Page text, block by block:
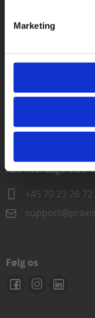
Marketing
Kontakt
+45 70 23 85 87
Kontakt teknisk
Alle hverdage 8.00-
+45 70 23 26 72
Følg os